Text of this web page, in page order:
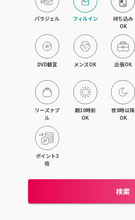
パラジェル フィルイン
持ち込み
OK
DVD観賞 メンズOK 出張OK
リーズナブ
ル
朝10時前
OK
夜8時以降
OK
ポイント3
倍
検索